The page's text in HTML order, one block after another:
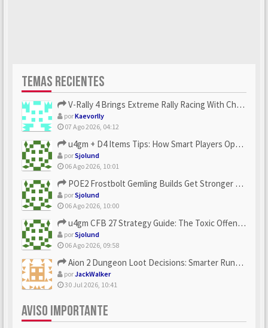
TEMAS RECIENTES
V-Rally 4 Brings Extreme Rally Racing With Challenging Track...
porKaevorlly
07 Ago 2026, 04:12
u4gm + D4 Items Tips: How Smart Players Optimize Gear, Build...
porSjolund
06 Ago 2026, 10:01
POE2 Frostbolt Gemling Builds Get Stronger With u4gm’s Ice C...
porSjolund
06 Ago 2026, 10:00
u4gm CFB 27 Strategy Guide: The Toxic Offensive Scheme Your ...
porSjolund
06 Ago 2026, 09:58
Aion 2 Dungeon Loot Decisions: Smarter Runs With U4N
porJackWalker
30 Jul 2026, 10:41
AVISO IMPORTANTE